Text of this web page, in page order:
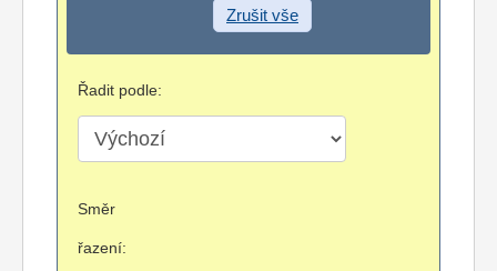
Zrušit vše
Řadit podle:
Směr
řazení: